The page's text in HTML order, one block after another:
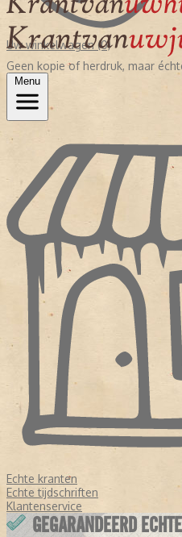
Uw winkelwagen (0)
Geen kopie of herdruk, maar
Menu
Echte kranten
Echte tijdschriften
Klantenservice
GEGARANDEERD